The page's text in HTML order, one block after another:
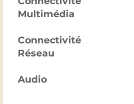
Multimédia
Connectivité
Réseau
Audio